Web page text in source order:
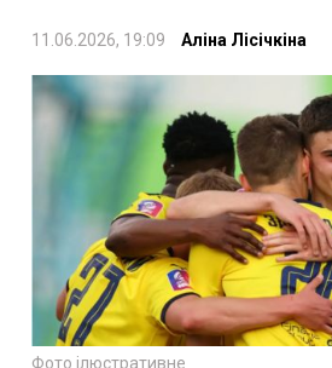
11.06.2026, 19:09 Аліна Лісічкіна
Фото ілюстративне